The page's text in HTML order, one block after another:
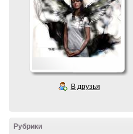
В друзья
Рубрики